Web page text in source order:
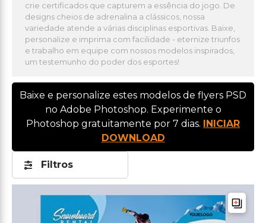
crie certificados que capturem a essência do jogo. De
designs cheios de adrenalina a clássicos, nossa
variedade atende a várias disciplinas esportivas. Baixe,
personalize e imprima com facilidade - eternize triunfos
e trabalho em equipe com nossos modelos inspirados,
um testemunho do poder dos esportes!
Baixe e personalize estes modelos de flyers PSD
no Adobe Photoshop. Experimente o
Photoshop gratuitamente por 7 dias. INICIAR
DOWNLOAD
Filtros